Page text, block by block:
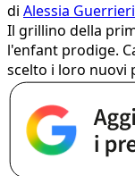
di Alessia Guerrieri
Il grillino della
l'enfant prodige.
scelto i loro nuovi